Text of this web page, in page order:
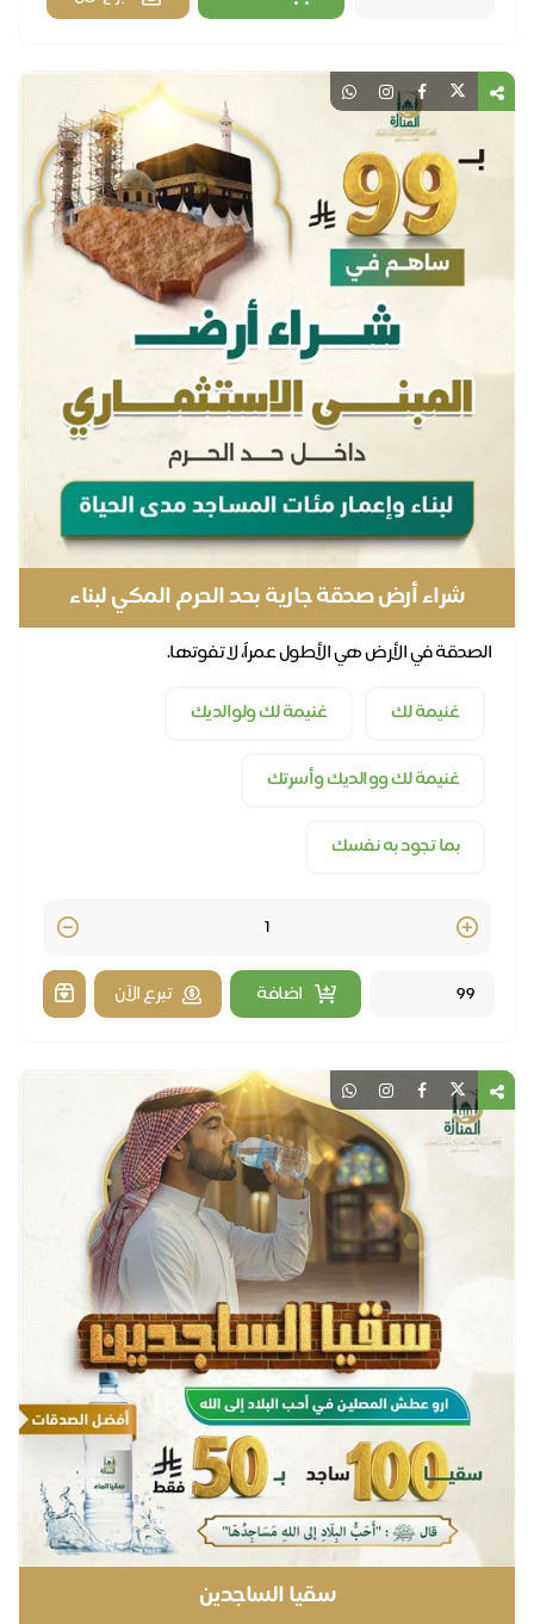
شراء أرض صدقة جارية بحد الحرم المكي لبناء
المساجد مدى الحياة
الصدقة في الأرض هي الأطول عمراً، لا تفوتها.
غنيمة لك
غنيمة لك ولوالديك
غنيمة لك ووالديك وأسرتك
بما تجود به نفسك
Quantity
اضافة
تبرع الآن
سقيا الساجدين